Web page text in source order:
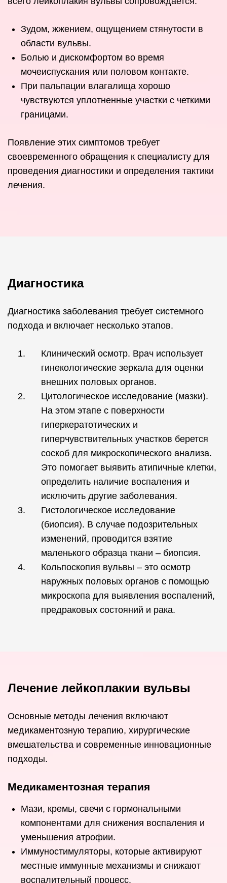
Зудом, жжением, ощущением стянутости в
области вульвы.
Болью и дискомфортом во время
мочеиспускания или половом контакте.
При пальпации влагалища хорошо
чувствуются уплотненные участки с четкими
границами.
Появление этих симптомов требует
своевременного обращения к специалисту для
проведения диагностики и определения тактики
лечения.
Диагностика
Диагностика заболевания требует системного
подхода и включает несколько этапов.
Клинический осмотр. Врач использует
гинекологические зеркала для оценки
внешних половых органов.
Цитологическое исследование (мазки).
На этом этапе с поверхности
гиперкератотических и
гиперчувствительных участков берется
соскоб для микроскопического анализа.
Это помогает выявить атипичные клетки,
определить наличие воспаления и
исключить другие заболевания.
Гистологическое исследование
(биопсия). В случае подозрительных
изменений, проводится взятие
маленького образца ткани – биопсия.
Кольпоскопия вульвы – это осмотр
наружных половых органов с помощью
микроскопа для выявления воспалений,
предраковых состояний и рака.
Лечение лейкоплакии вульвы
Основные методы лечения включают
медикаментозную терапию, хирургические
вмешательства и современные инновационные
подходы.
Медикаментозная терапия
Мази, кремы, свечи с гормональными
компонентами для снижения воспаления и
уменьшения атрофии.
Иммуностимуляторы, которые активируют
местные иммунные механизмы и снижают
воспалительный процесс.